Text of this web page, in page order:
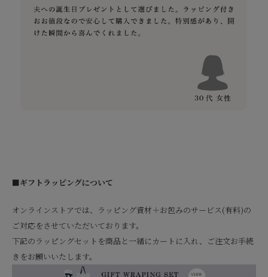
■ギフトラッピングについて
オンラインストアでは、ラッピング資材＋お包みのサービス(有料)の
ご対応をさせていただいております。
下記のラッピングセットを商品と一緒にカートに入れ、ご注文お手続
きをお願いいたします。